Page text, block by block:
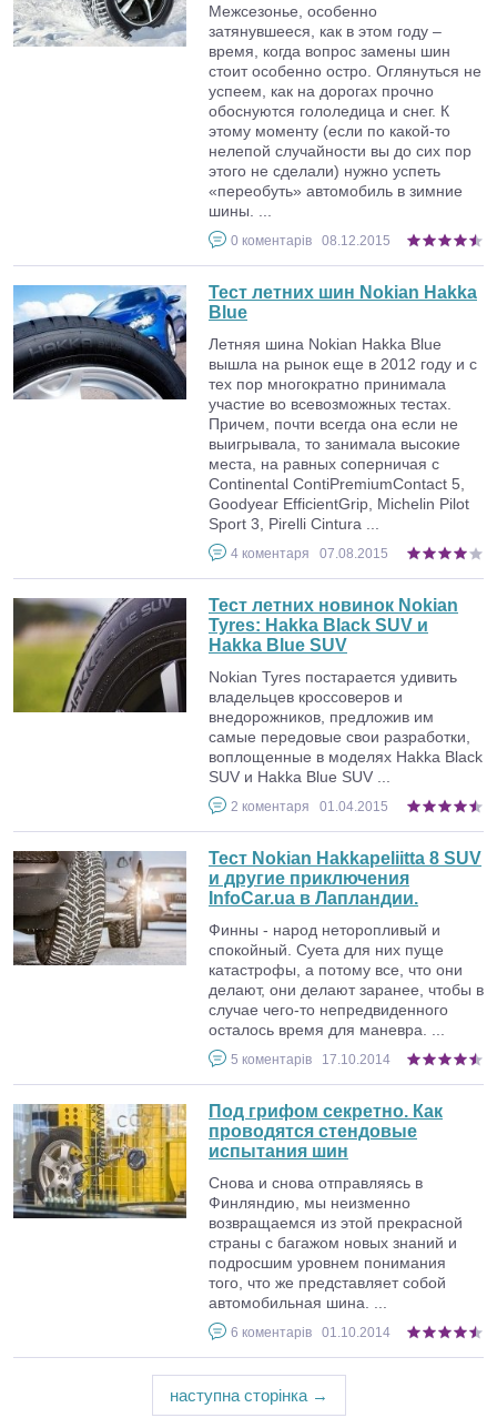
Межсезонье, особенно
затянувшееся, как в этом году –
время, когда вопрос замены шин
стоит особенно остро. Оглянуться не
успеем, как на дорогах прочно
обоснуются гололедица и снег. К
этому моменту (если по какой-то
нелепой случайности вы до сих пор
этого не сделали) нужно успеть
«переобуть» автомобиль в зимние
шины. ...
0 коментарів 08.12.2015
Тест летних шин Nokian Hakka
Blue
Летняя шина Nokian Hakka Blue
вышла на рынок еще в 2012 году и с
тех пор многократно принимала
участие во всевозможных тестах.
Причем, почти всегда она если не
выигрывала, то занимала высокие
места, на равных соперничая с
Continental ContiPremiumContact 5,
Goodyear EfficientGrip, Michelin Pilot
Sport 3, Pirelli Cintura ...
4 коментаря 07.08.2015
Тест летних новинок Nokian
Tyres: Hakka Black SUV и
Hakka Blue SUV
Nokian Tyres постарается удивить
владельцев кроссоверов и
внедорожников, предложив им
самые передовые свои разработки,
воплощенные в моделях Hakka Black
SUV и Hakka Blue SUV ...
2 коментаря 01.04.2015
Тест Nokian Hakkapeliitta 8 SUV
и другие приключения
InfoCar.ua в Лапландии.
Финны - народ неторопливый и
спокойный. Суета для них пуще
катастрофы, а потому все, что они
делают, они делают заранее, чтобы в
случае чего-то непредвиденного
осталось время для маневра. ...
5 коментарів 17.10.2014
Под грифом секретно. Как
проводятся стендовые
испытания шин
Снова и снова отправляясь в
Финляндию, мы неизменно
возвращаемся из этой прекрасной
страны с багажом новых знаний и
подросшим уровнем понимания
того, что же представляет собой
автомобильная шина. ...
6 коментарів 01.10.2014
наступна сторінка →